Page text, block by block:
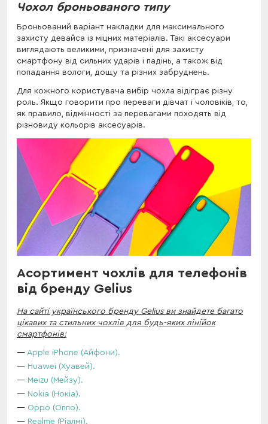
Чохол броньованого типу
Броньований варіант накладки для максимального
захисту девайса із міцних матеріалів. Такі аксесуари
виглядають великими, призначені для захисту
смартфону від сильних ударів і падінь, а також від
попадання вологи, дощу та різних забруднень.
Для кожного користувача вибір чохла відіграє різну
роль. Якщо говорити про переваги дівчат і чоловіків, то,
як правило, відмінності за перевагами походять від
різновиду кольорів аксесуарів.
Асортимент чохлів для телефонів
від бренду Gelius
На сайті українського бренду Gelius ви знайдете багато
цікавих та стильних чохлів для будь-яких лінійок
смартфонів:
Apple iPhone (Айфони).
Huawei (Хуавей).
Meizu (Мейзу).
Nokia (Нокіа).
Oppo (Оппо).
Realme (Ріалмі).